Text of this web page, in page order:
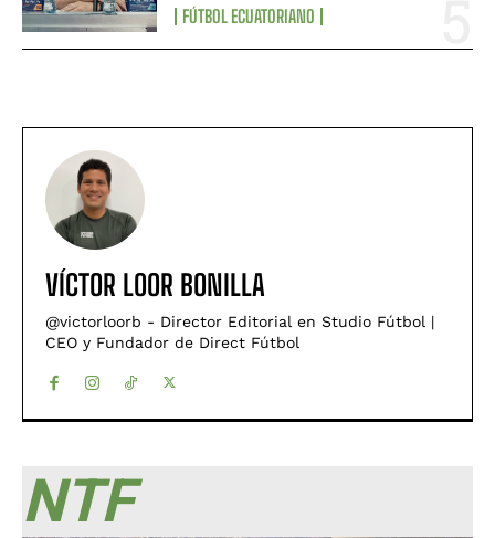
FÚTBOL ECUATORIANO
VÍCTOR LOOR BONILLA
@victorloorb - Director Editorial en Studio Fútbol |
CEO y Fundador de Direct Fútbol
NTF